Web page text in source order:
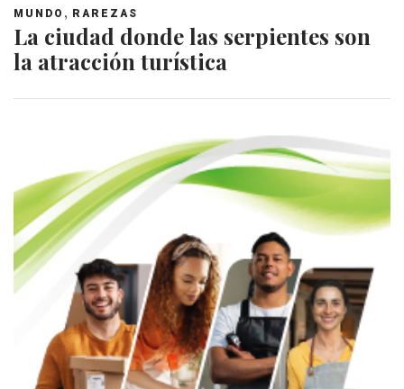
MUNDO , RAREZAS
La ciudad donde las serpientes son
la atracción turística